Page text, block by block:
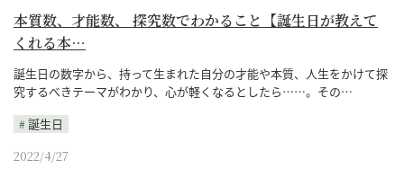
本質数、才能数、 探究数でわかること【誕生日が教えて
くれる本…
誕生日の数字から、持って生まれた自分の才能や本質、人生をかけて探
究するべきテーマがわかり、心が軽くなるとしたら……。その…
誕生日
2022/4/27